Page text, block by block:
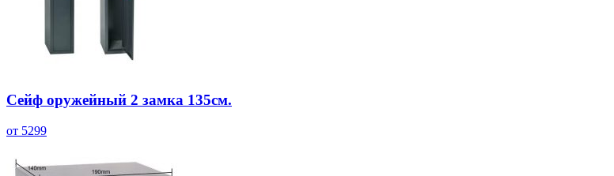
Сейф оружейный 2 замка 135см.
от 5299